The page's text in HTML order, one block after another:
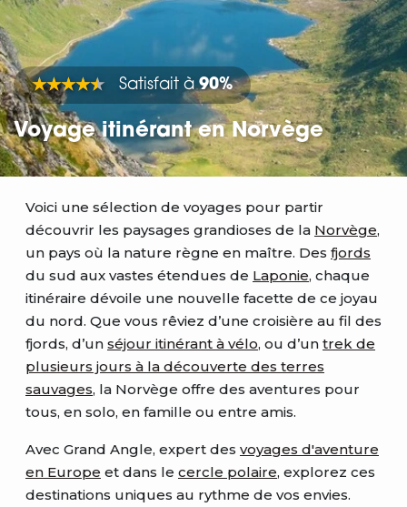
Satisfait à90%
Voyage itinérant en Norvège
Voici une sélection de voyages pour partir
découvrir les paysages grandioses de la Norvège,
un pays où la nature règne en maître. Des fjords
du sud aux vastes étendues de Laponie, chaque
itinéraire dévoile une nouvelle facette de ce joyau
du nord. Que vous rêviez d’une croisière au fil des
fjords, d’un séjour itinérant à vélo, ou d’un trek de
plusieurs jours à la découverte des terres
sauvages, la Norvège offre des aventures pour
tous, en solo, en famille ou entre amis.
Avec Grand Angle, expert des voyages d'aventure
en Europe et dans le cercle polaire, explorez ces
destinations uniques au rythme de vos envies.